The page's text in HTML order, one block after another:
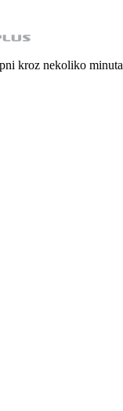
kroz nekoliko minuta